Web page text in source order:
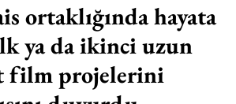
ortaklığında hayata
ya da ikinci uzun
film projelerini